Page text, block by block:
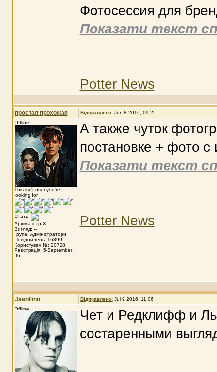
Фотосессия для
Показати текст
Potter News
простая прохожая Відправлено: Jun 8 2016, 09:25
Offline
This isn't user you're
looking for
Стать:
Архімагістр X
Вигляд: --
Група: Адміністратори
Повідомлень: 16899
Користувач №: 20728
Реєстрація: 5-September
06
А также чуток
постановке + фото
Показати текст
Potter News
JaanFinn Відправлено: Jul 9 2016, 11:06
Offline
Чет и Редклифф и
состаренными